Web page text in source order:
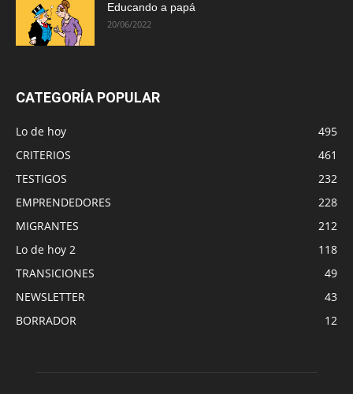
Educando a papá
20/06/2022
CATEGORÍA POPULAR
Lo de hoy
495
CRITERIOS
461
TESTIGOS
232
EMPRENDEDORES
228
MIGRANTES
212
Lo de hoy 2
118
TRANSICIONES
49
NEWSLETTER
43
BORRADOR
12